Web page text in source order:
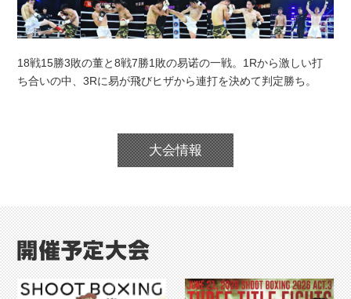
18戦15勝3敗の董と8戦7勝1敗の易诺の一戦。1Rから激しい打
ち合いの中、3Rに易が飛びヒザから連打を決めて判定勝ち。
大会情報